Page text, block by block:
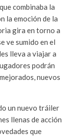
combinaba la
la emoción de la
gira en torno a
ve sumido en el
lleva a viajar a
podrán
nuevos
un nuevo tráiler
llenas de acción
que